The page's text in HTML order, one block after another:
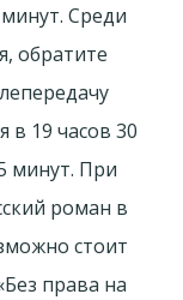
Среди
обратите
в 19 часов 30
минут. При
роман в
стоит
права на